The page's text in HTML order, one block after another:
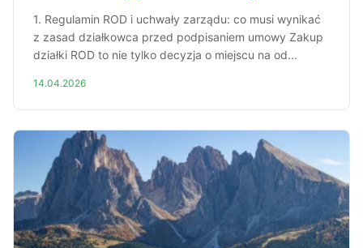
1. Regulamin ROD i uchwały zarządu: co musi wynikać
z zasad działkowca przed podpisaniem umowy Zakup
działki ROD to nie tylko decyzja o miejscu na od...
14.04.2026